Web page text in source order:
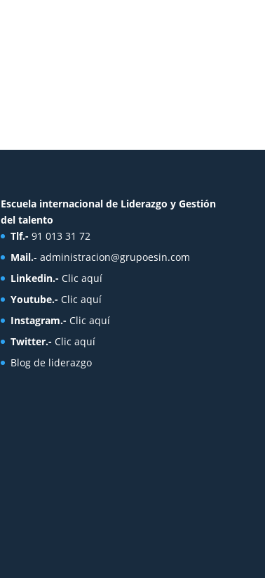
Escuela internacional de Liderazgo y Gestión
del talento
Tlf.- 91 013 31 72
Mail.- administracion@grupoesin.com
Linkedin.- Clic aquí
Youtube.- Clic aquí
Instagram.- Clic aquí
Twitter.- Clic aquí
Blog de liderazgo